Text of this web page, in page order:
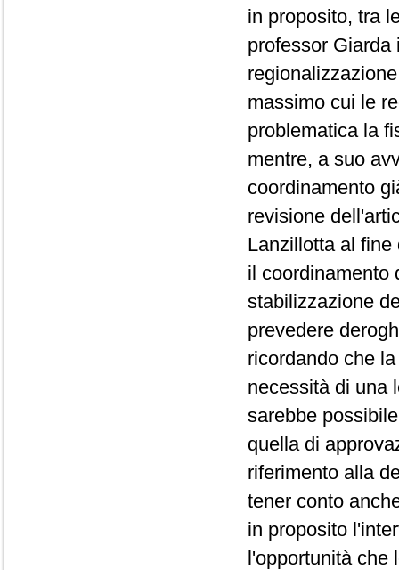
in proposito, tra
professor
massimo cui le
problematica la
mentre, a suo
coordinamento
revisione
Lanzillotta al
il coordinamento
stabilizzazione
prevedere
ricordando che
necessità di una
sarebbe
quella di
riferimento alla
tener conto
in proposito
l'opportunità che